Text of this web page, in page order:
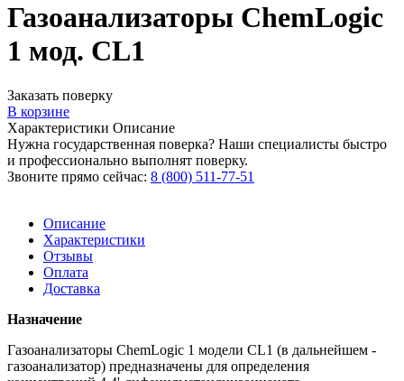
Газоанализаторы ChemLogic
1 мод. CL1
Заказать поверку
В корзине
Характеристики Описание
Нужна государственная поверка? Наши специалисты быстро
и профессионально выполнят поверку.
Звоните прямо сейчас: 8 (800) 511-77-51
Описание
Характеристики
Отзывы
Оплата
Доставка
Назначение
Газоанализаторы ChemLogic 1 модели CL1 (в дальнейшем -
газоанализатор) предназначены для определения